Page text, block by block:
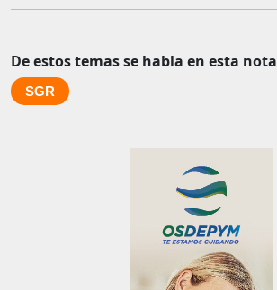
De estos temas se habla en esta nota
SGR